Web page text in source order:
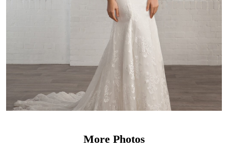
More Photos